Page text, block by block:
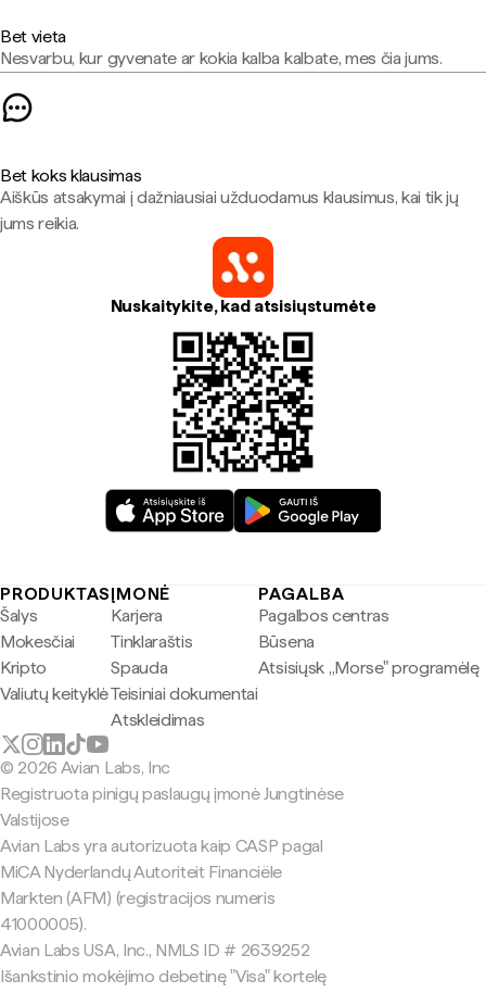
Bet vieta
Nesvarbu, kur gyvenate ar kokia kalba kalbate, mes čia jums.
Bet koks klausimas
Aiškūs atsakymai į dažniausiai užduodamus klausimus, kai tik jų
jums reikia.
Nuskaitykite, kad atsisiųstumėte
PRODUKTAS
Šalys
Mokesčiai
Kripto
Valiutų keityklė
ĮMONĖ
Karjera
Tinklaraštis
Spauda
Teisiniai dokumentai
Atskleidimas
PAGALBA
Pagalbos centras
Būsena
Atsisiųsk „Morse" programėlę
© 2026 Avian Labs, Inc
Registruota pinigų paslaugų įmonė Jungtinėse
Valstijose
Avian Labs yra autorizuota kaip CASP pagal
MiCA Nyderlandų Autoriteit Financiële
Markten (AFM) (registracijos numeris
41000005).
Avian Labs USA, Inc., NMLS ID # 2639252
Išankstinio mokėjimo debetinę "Visa" kortelę